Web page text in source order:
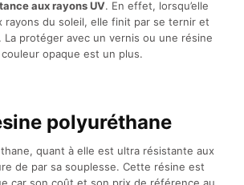
aux rayons UV. En effet, lorsqu’elle
rayons du soleil, elle finit par se ternir et
La protéger avec un vernis ou une résine
opaque est un plus.
polyuréthane
quant à elle est ultra résistante aux
de par sa souplesse. Cette résine est